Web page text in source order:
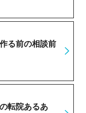
る前の相談前
転院あるあ